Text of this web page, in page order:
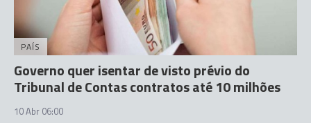
PAÍS
Governo quer isentar de visto prévio do
Tribunal de Contas contratos até 10 milhões
10 Abr 06:00